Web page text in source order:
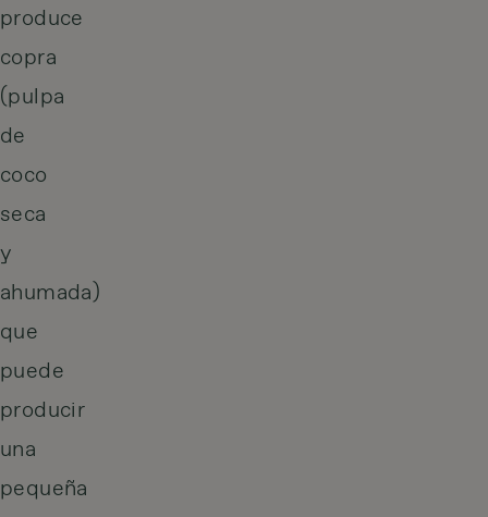
produce
copra
(pulpa
de
coco
seca
y
ahumada)
que
puede
producir
una
pequeña